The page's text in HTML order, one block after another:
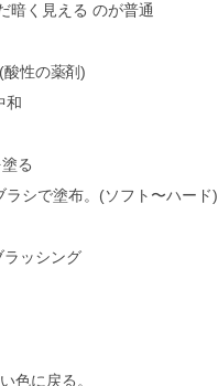
暗く見える のが普通
性の薬剤)
和
る
ラシで塗布。(ソフト〜ハード)
ラッシング
色に戻る。